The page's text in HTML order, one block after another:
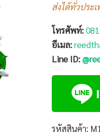
ส่งได้ทั่วประ
โทรศัพท์:
อีเมล:
Line ID:
รหัสสินค้า: